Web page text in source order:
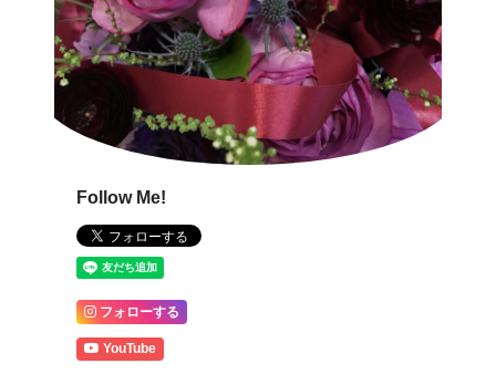
Follow Me!
フォローする
YouTube